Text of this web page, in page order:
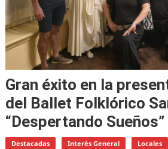
Gran éxito en la
del Ballet Folklórico
“Despertando Sueños”
Destacadas Interés General Locales